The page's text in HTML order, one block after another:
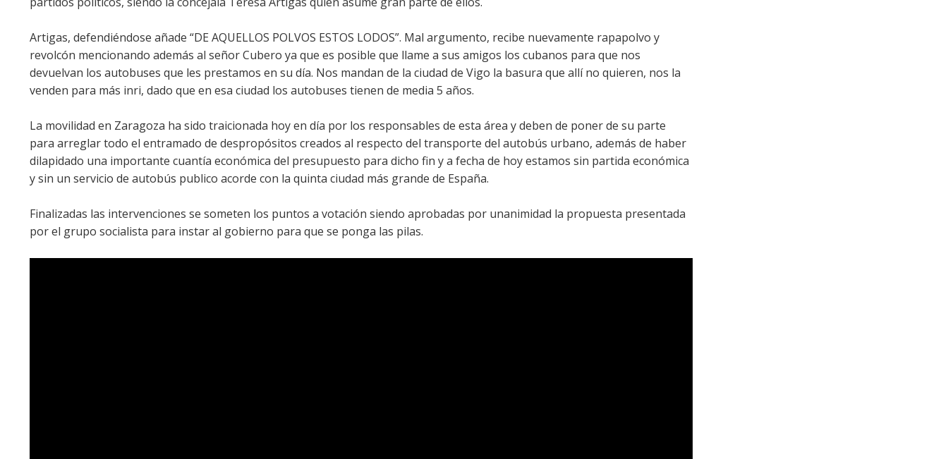
Artigas, defendiéndose añade “DE AQUELLOS POLVOS ESTOS LODOS”. Mal argumento, recibe nuevamente rapapolvo y
revolcón mencionando además al señor Cubero ya que es posible que llame a sus amigos los cubanos para que nos
devuelvan los autobuses que les prestamos en su día. Nos mandan de la ciudad de Vigo la basura que allí no quieren, nos la
venden para más inri, dado que en esa ciudad los autobuses tienen de media 5 años.
La movilidad en Zaragoza ha sido traicionada hoy en día por los responsables de esta área y deben de poner de su parte
para arreglar todo el entramado de despropósitos creados al respecto del transporte del autobús urbano, además de haber
dilapidado una importante cuantía económica del presupuesto para dicho fin y a fecha de hoy estamos sin partida económica
y sin un servicio de autobús publico acorde con la quinta ciudad más grande de España.
Finalizadas las intervenciones se someten los puntos a votación siendo aprobadas por unanimidad la propuesta presentada
por el grupo socialista para instar al gobierno para que se ponga las pilas.